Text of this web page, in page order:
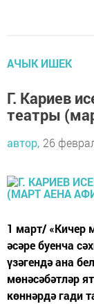
АЧЫК ИШЕК
Г. Кариев
театры
автор, 26
1 март/ «Кичер
әсәре буенча
үзәгендә ана
мөнәсәбәтләр
көннәрдә гади